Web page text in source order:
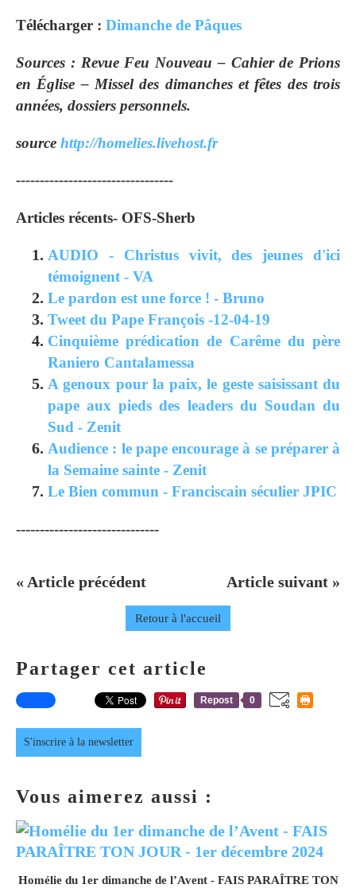
Télécharger : Dimanche de Pâques
Sources : Revue Feu Nouveau – Cahier de Prions
en Église – Missel des dimanches et fêtes des trois
années, dossiers personnels.
source http://homelies.livehost.fr
---------------------------------
Articles récents- OFS-Sherb
AUDIO - Christus vivit, des jeunes d'ici
témoignent - VA
Le pardon est une force ! - Bruno
Tweet du Pape François -12-04-19
Cinquième prédication de Carême du père
Raniero Cantalamessa
A genoux pour la paix, le geste saisissant du
pape aux pieds des leaders du Soudan du
Sud - Zenit
Audience : le pape encourage à se préparer à
la Semaine sainte - Zenit
Le Bien commun - Franciscain séculier JPIC
------------------------------
« Article précédent Article suivant »
Retour à l'accueil
Partager cet article
Repost 0
S'inscrire à la newsletter
Vous aimerez aussi :
Homélie du 1er dimanche de l’Avent - FAIS PARAÎTRE TON